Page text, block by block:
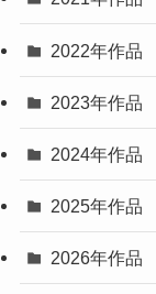
2022年作品
2023年作品
2024年作品
2025年作品
2026年作品